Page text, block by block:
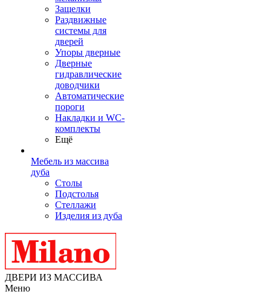
Защелки
Раздвижные
системы для
дверей
Упоры дверные
Дверные
гидравлические
доводчики
Автоматические
пороги
Накладки и WC-
комплекты
Ещё
Мебель из массива
дуба
Столы
Подстолья
Стеллажи
Изделия из дуба
ДВЕРИ ИЗ МАССИВА
Меню